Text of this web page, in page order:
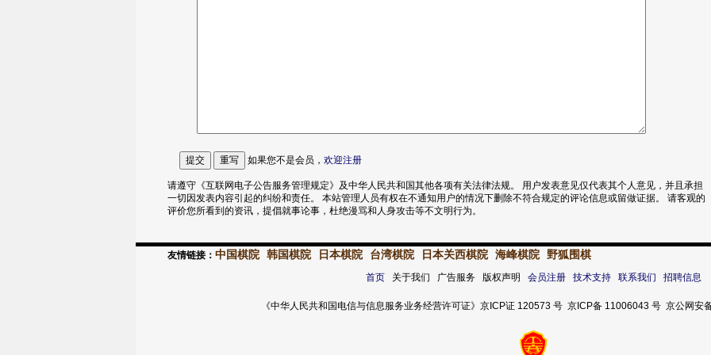
如果您不是会员， 欢迎注册
请遵守《互联网电子公告服务管理规定》及中华人民共和国其他各项有关法律法规。 用户发表意见仅代表其个人意见，并且承担
一切因发表内容引起的纠纷和责任。 本站管理人员有权在不通知用户的情况下删除不符合规定的评论信息或留做证据。 请客观的
评价您所看到的资讯，提倡就事论事，杜绝漫骂和人身攻击等不文明行为。
友情链接： 中国棋院 韩国棋院 日本棋院 台湾棋院 日本关西棋院 海峰棋院 野狐围棋
首页关于我们 广告服务 版权声明 会员注册 技术支持 联系我们 招聘信息
《中华人民共和国电信与信息服务业务经营许可证》京ICP证 120573 号 京ICP备 11006043 号 京公网安